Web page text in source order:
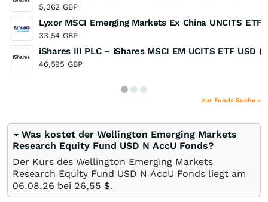
5,362 GBP
Lyxor MSCI Emerging Markets Ex China UNCITS ETF
33,54 GBP
iShares III PLC – iShares MSCI EM UCITS ETF USD
46,595 GBP
zur Fonds Suche »
Was kostet der Wellington Emerging Markets
Research Equity Fund USD N AccU Fonds?
Der Kurs des Wellington Emerging Markets
Research Equity Fund USD N AccU Fonds liegt am
06.08.26 bei 26,55 $.